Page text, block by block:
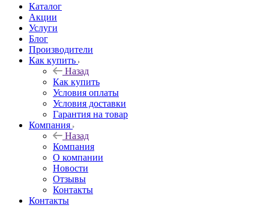
Каталог
Акции
Услуги
Блог
Производители
Как купить
Назад
Как купить
Условия оплаты
Условия доставки
Гарантия на товар
Компания
Назад
Компания
О компании
Новости
Отзывы
Контакты
Контакты